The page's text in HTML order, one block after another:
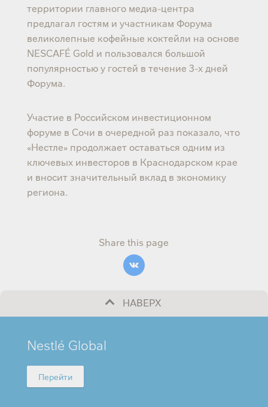
территории главного медиа-центра
предлагал гостям и участникам Форума
великолепные кофейные коктейли на основе
NESCAFÉ Gold и пользовался большой
популярностью у гостей в течение 3-х дней
Форума.
Участие в Российском инвестиционном
форуме в Сочи в очередной раз показало, что
«Нестле» продолжает оставаться одним из
ключевых инвесторов в Краснодарском крае
и вносит значительный вклад в экономику
региона.
Share this page
НАВЕРХ
FOOTER
Nestlé Global
Перейти